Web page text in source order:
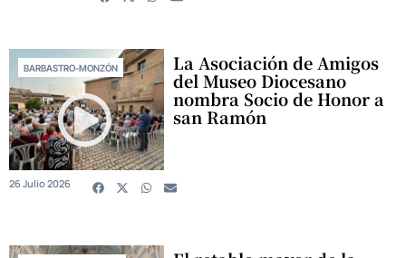
BARBASTRO-MONZÓN La Asociación de Amigos
del Museo Diocesano
nombra Socio de Honor a
san Ramón
26 Julio 2026